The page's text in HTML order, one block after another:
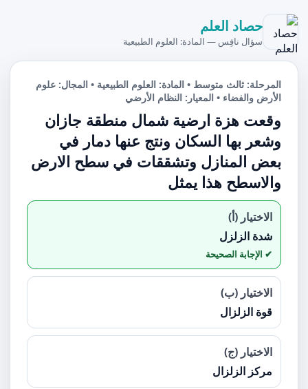
حصاد العلم
سؤال نافِس — المادة: العلوم الطبيعية
المرحلة: ثالث متوسط • المادة: العلوم الطبيعية • المجال: علوم
الأرض والفضاء • المعيار: النظام الأرضي
وقعت هزة ارضية شمال منطقة جازان
وشعر بها السكان ونتج عنها دمار في
بعض المنازل وتشققات في سطح الارض
والاسطح هذا يمثل
الاختيار (أ)
شدة الزلزل
الاختيار (ب)
قوة الزلزال
الاختيار (ج)
مركز الزلزال